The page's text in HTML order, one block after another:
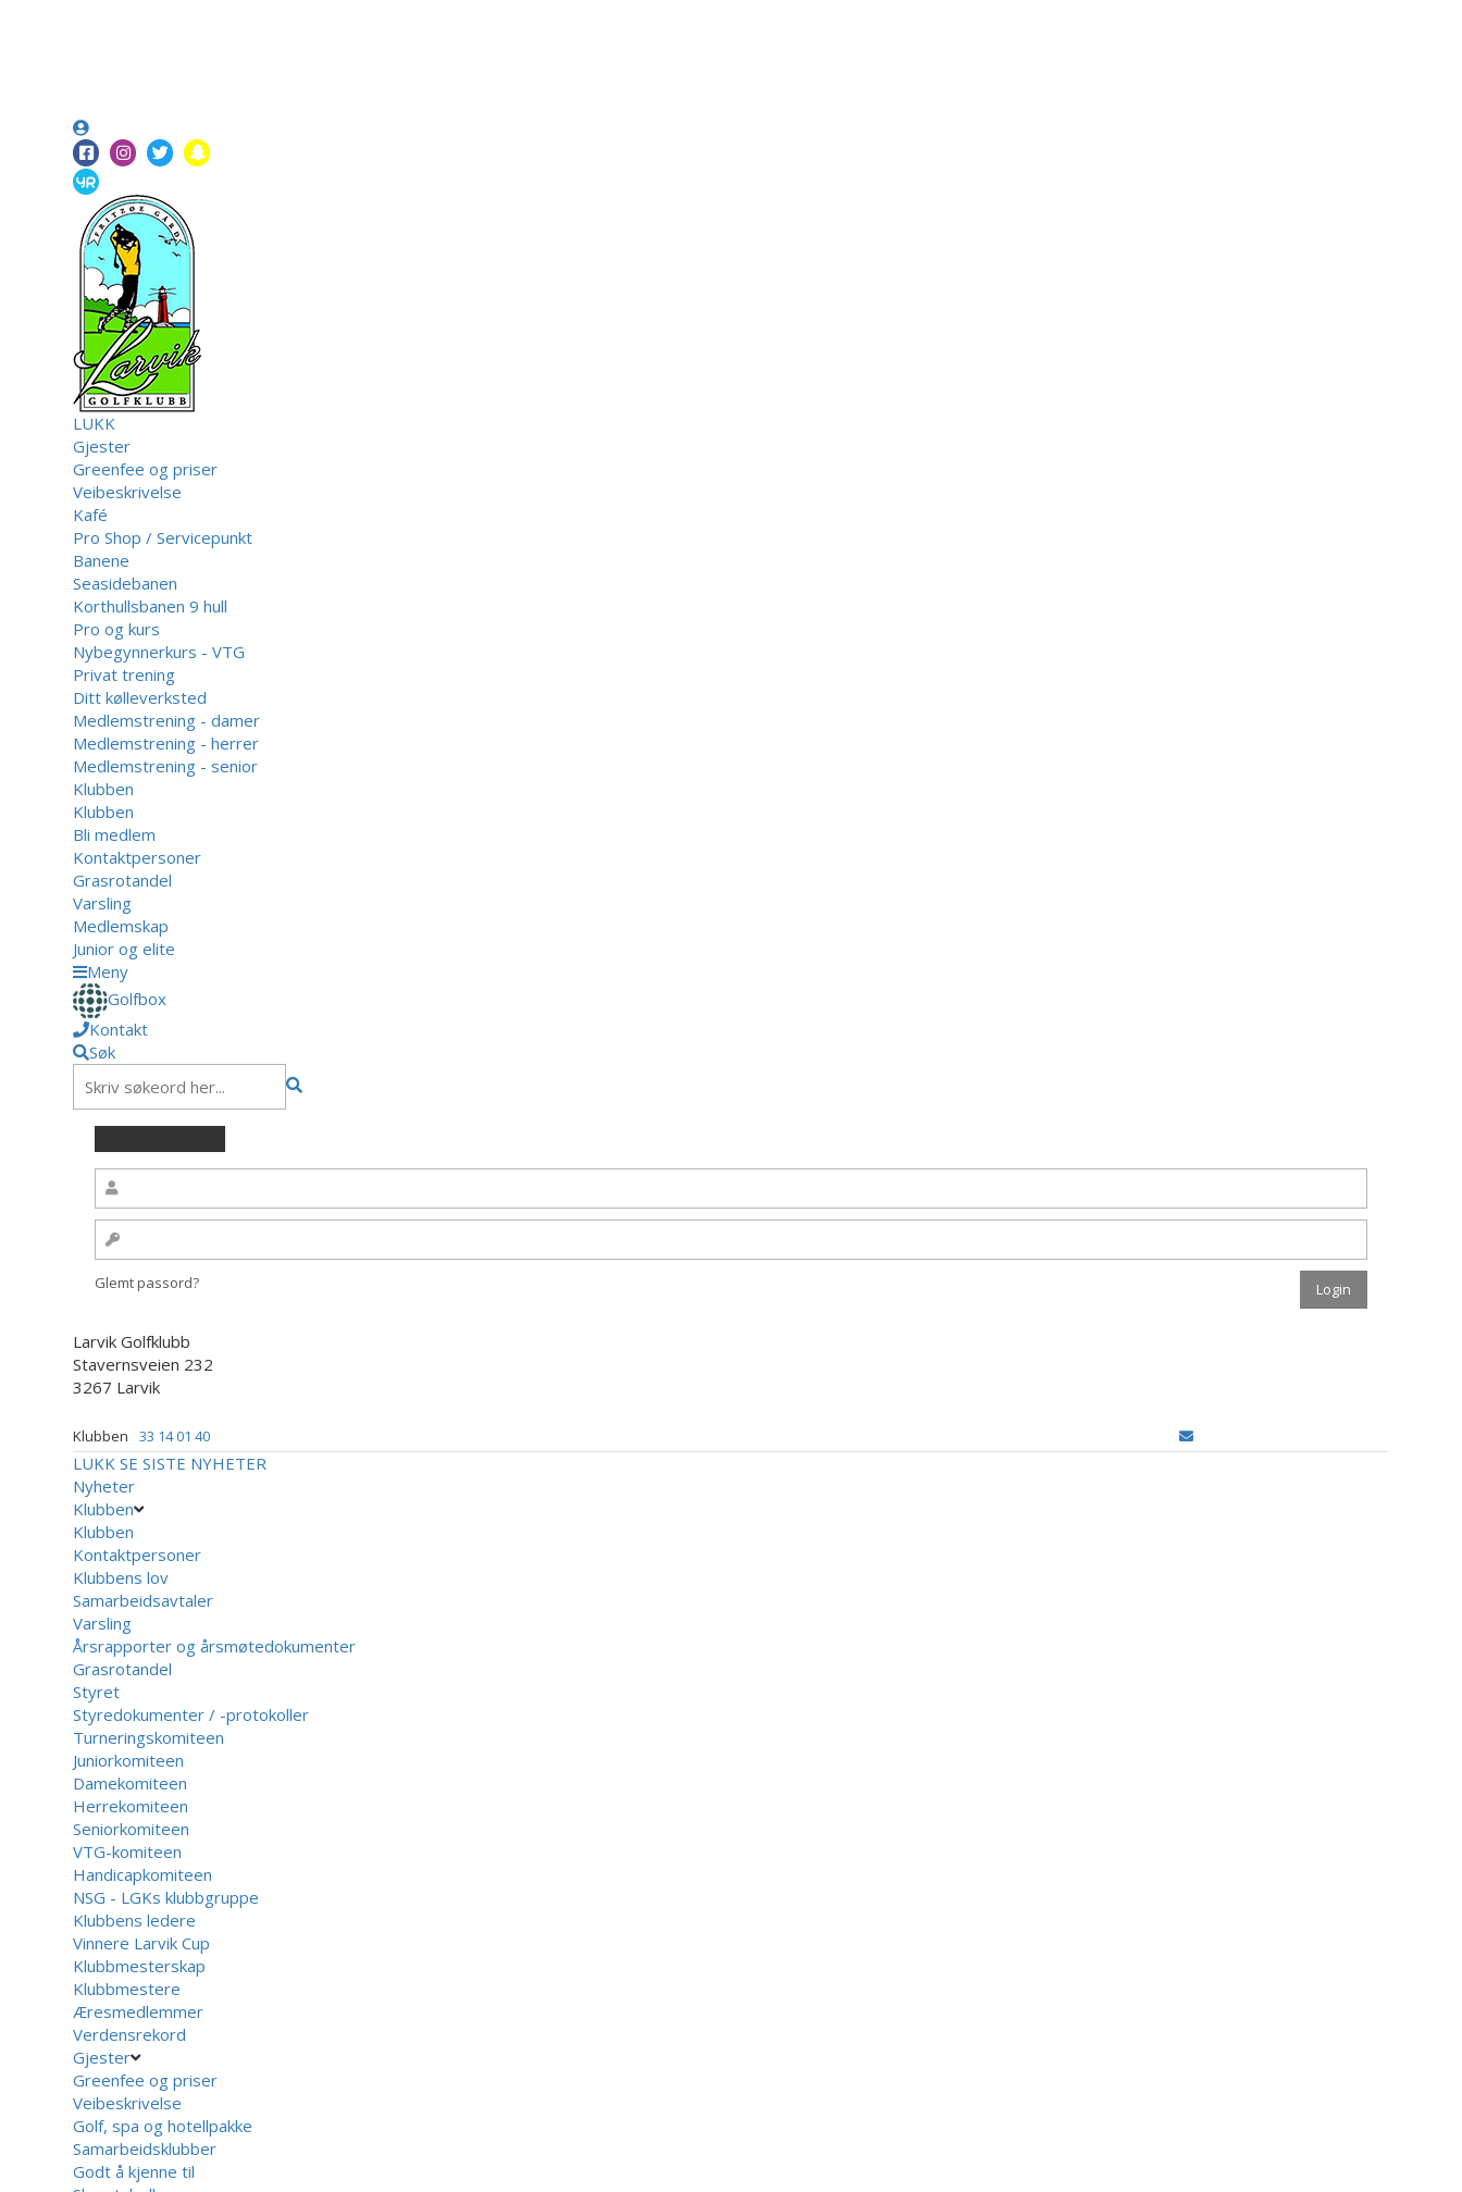
LUKK
Gjester
Greenfee og priser
Veibeskrivelse
Kafé
Pro Shop / Servicepunkt
Banene
Seasidebanen
Korthullsbanen 9 hull
Pro og kurs
Nybegynnerkurs - VTG
Privat trening
Ditt kølleverksted
Medlemstrening - damer
Medlemstrening - herrer
Medlemstrening - senior
Klubben
Klubben
Bli medlem
Kontaktpersoner
Grasrotandel
Varsling
Medlemskap
Junior og elite
Meny
Golfbox
Kontakt
Søk
Glemt passord?
Larvik Golfklubb
Stavernsveien 232
3267 Larvik
Klubben 33 14 01 40
LUKK SE SISTE NYHETER
Nyheter
Klubben
Klubben
Kontaktpersoner
Klubbens lov
Samarbeidsavtaler
Varsling
Årsrapporter og årsmøtedokumenter
Grasrotandel
Styret
Styredokumenter / -protokoller
Turneringskomiteen
Juniorkomiteen
Damekomiteen
Herrekomiteen
Seniorkomiteen
VTG-komiteen
Handicapkomiteen
NSG - LGKs klubbgruppe
Klubbens ledere
Vinnere Larvik Cup
Klubbmesterskap
Klubbmestere
Æresmedlemmer
Verdensrekord
Gjester
Greenfee og priser
Veibeskrivelse
Golf, spa og hotellpakke
Samarbeidsklubber
Godt å kjenne til